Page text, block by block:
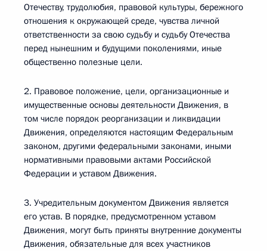
Отечеству, трудолюбия, правовой культуры, бережного
отношения к окружающей среде, чувства личной
ответственности за свою судьбу и судьбу Отечества
перед нынешним и будущими поколениями, иные
общественно полезные цели.
2. Правовое положение, цели, организационные и
имущественные основы деятельности Движения, в
том числе порядок реорганизации и ликвидации
Движения, определяются настоящим Федеральным
законом, другими федеральными законами, иными
нормативными правовыми актами Российской
Федерации и уставом Движения.
3. Учредительным документом Движения является
его устав. В порядке, предусмотренном уставом
Движения, могут быть приняты внутренние документы
Движения, обязательные для всех участников